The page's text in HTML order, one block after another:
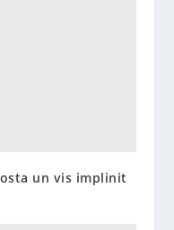
un vis implinit